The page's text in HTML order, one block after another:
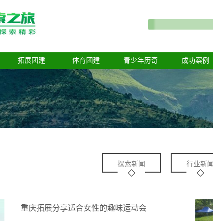
拓展团建 体育团建 青少年历奇 成功案例
探索新闻 行业新闻
重庆拓展分享适合女性的趣味运动会